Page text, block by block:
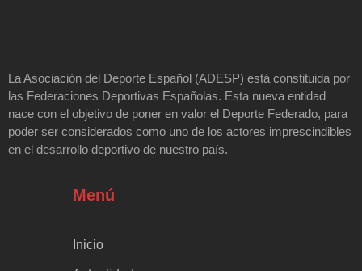
La Asociación del Deporte Español (ADESP) está constituida por
las Federaciones Deportivas Españolas. Esta nueva entidad
nace con el objetivo de poner en valor el Deporte Federado, para
poder ser considerados como uno de los actores imprescindibles
en el desarrollo deportivo de nuestro país.
Menú
Inicio